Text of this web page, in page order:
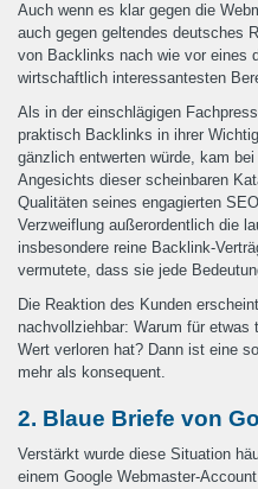
Auch wenn es klar gegen die
auch gegen geltendes deutsches
von Backlinks nach wie vor eines
wirtschaftlich interessantesten
Als in der einschlägigen
praktisch Backlinks in ihrer
gänzlich entwerten würde, kam
Angesichts dieser scheinbaren
Qualitäten seines engagierten
Verzweiflung außerordentlich die
insbesondere reine Backlink-
vermutete, dass sie jede
Die Reaktion des Kunden
nachvollziehbar: Warum für
Wert verloren hat? Dann ist eine
mehr als konsequent.
2. Blaue Briefe von
Verstärkt wurde diese Situation
einem Google Webmaster-